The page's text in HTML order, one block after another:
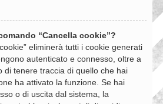
“Cancella cookie”?
eliminerà tutti i cookie generati
autenticato e connesso, oltre a
di tenere traccia di quello che hai
ha attivato la funzione. Se hai
o di uscita dal sistema, la